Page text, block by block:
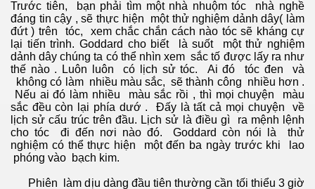
Trước tiên, bạn phải tìm một nhà nhuộm tóc nhà nghề
đáng tin cậy , sẽ thực hiện một thử nghiệm dảnh dây( làm
đứt ) trên tóc, xem chắc chắn cách nào tóc sẽ kháng cự
lại tiến trình. Goddard cho biết là suốt một thử nghiệm
dảnh dây chúng ta có thể nhìn xem sắc tố được lấy ra như
thế nào . Luôn luôn có lịch sử tóc. Ai đó tóc đen và
không có làm nhiều màu sắc, sẽ thành công nhiều hơn .
Nếu ai đó làm nhiều màu sắc rồi , thì mọi chuyện màu
sắc đều còn lại phía dướ . Đấy là tất cả mọi chuyện về
lịch sử cấu trúc trên đầu. Lịch sử là điều gì ra mệnh lệnh
cho tóc đi đến nơi nào đó. Goddard còn nói là thử
nghiệm có thể thực hiện một đến ba ngày trước khi lao
phóng vào bạch kim.
Phiên làm dịu dàng đầu tiên thường cần tối thiểu 3 giờ
nay